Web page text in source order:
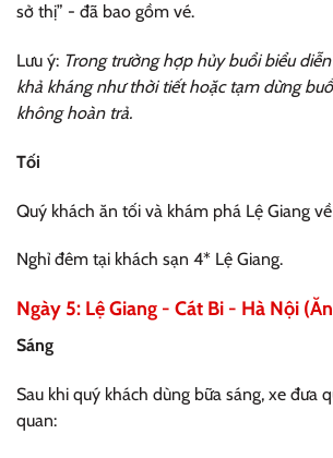
sở thị” - đã bao gồm vé.
Lưu ý: Trong trường hợp hủy buổi biểu
khả kháng như thời tiết hoặc tạm dừng
không hoàn trả.
Tối
Quý khách ăn tối và khám phá Lệ Giang
Nghỉ đêm tại khách sạn 4* Lệ Giang.
Ngày 5: Lệ Giang - Cát Bi - Hà Nội
Sáng
Sau khi quý khách dùng bữa sáng, xe đưa
quan: